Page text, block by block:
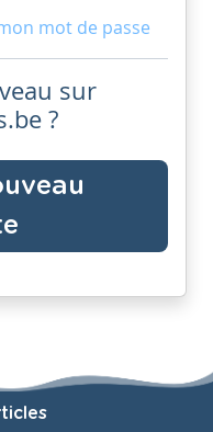
mot de passe
sur
?